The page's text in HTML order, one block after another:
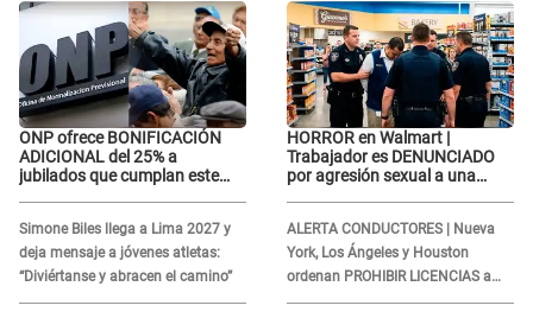
ONP ofrece BONIFICACIÓN
ADICIONAL del 25% a
jubilados que cumplan este
Simone Biles llega a Lima 2027 y
deja mensaje a jóvenes atletas:
“Diviértanse y abracen el camino”
HORROR en Walmart |
Trabajador es DENUNCIADO
por agresión sexual a una
ALERTA CONDUCTORES | Nueva
York, Los Ángeles y Houston
ordenan PROHIBIR LICENCIAS a
quienes no presenten ESTE